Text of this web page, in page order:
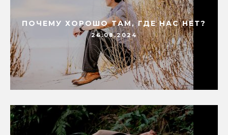
ПОЧЕМУ ХОРОШО ТАМ, ГДЕ НАС НЕТ?
26.08.2024